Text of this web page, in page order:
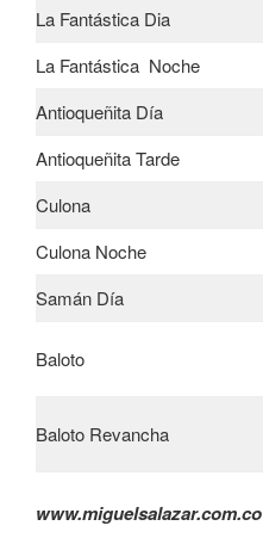
La Fantástica Dia
La Fantástica Noche
Antioqueñita Día
Antioqueñita Tarde
Culona
Culona Noche
Samán Día
Baloto
Baloto Revancha
www.miguelsalazar.com.co